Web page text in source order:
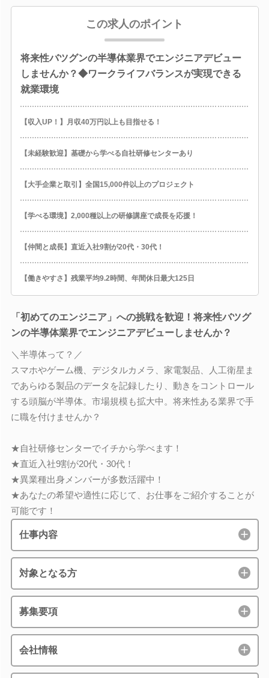
この求人のポイント
将来性バツグンの半導体業界でエンジニアデビュー
しませんか？◆ワークライフバランスが実現できる
就業環境
【収入UP！】月収40万円以上も目指せる！
【未経験歓迎】基礎から学べる自社研修センターあり
【大手企業と取引】全国15,000件以上のプロジェクト
【学べる環境】2,000種以上の研修講座で成長を応援！
【仲間と成長】直近入社9割が20代・30代！
【働きやすさ】残業平均9.2時間、年間休日最大125日
「初めてのエンジニア」への挑戦を歓迎！将来性バツグ
ンの半導体業界でエンジニアデビューしませんか？
＼半導体って？／
スマホやゲーム機、デジタルカメラ、家電製品、人工衛星ま
であらゆる製品のデータを記録したり、動きをコントロール
する頭脳が半導体。市場規模も拡大中。将来性ある業界で手
に職を付けませんか？
★自社研修センターでイチから学べます！
★直近入社9割が20代・30代！
★異業種出身メンバーが多数活躍中！
★あなたの希望や適性に応じて、お仕事をご紹介することが
可能です！
仕事内容
対象となる方
募集要項
会社情報